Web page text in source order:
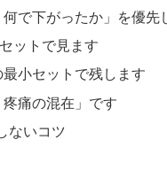
で下がったか」を優先
ットで見ます
小セットで残します
痛の混在」です
ないコツ